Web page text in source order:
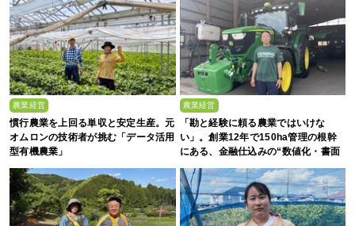
農業経営
慣行農業を上回る単収と安定生産。元
オムロンの技術者が挑む「データ活用
型有機農業」
農業経営
「勘と経験に頼る農業ではいけな
い」。創業12年で150ha管理の根幹
にある、金融仕込みの“数値化・書面